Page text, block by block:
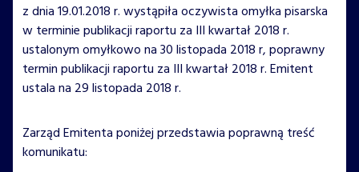
z dnia 19.01.2018 r. wystąpiła oczywista omyłka pisarska
w terminie publikacji raportu za III kwartał 2018 r.
ustalonym omyłkowo na 30 listopada 2018 r, poprawny
termin publikacji raportu za III kwartał 2018 r. Emitent
ustala na 29 listopada 2018 r.
Zarząd Emitenta poniżej przedstawia poprawną treść
komunikatu: